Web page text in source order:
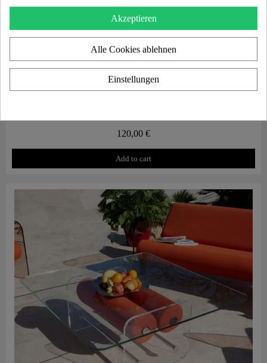
120,00 €
Add to cart
Akzeptieren
Alle Cookies ablehnen
Einstellungen